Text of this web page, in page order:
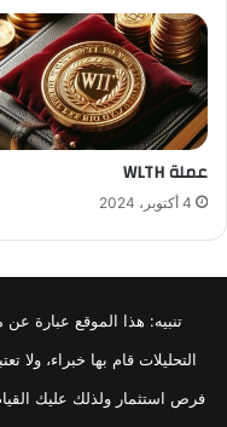
عملة WLTH
4 أكتوبر، 2024
تنبيه: هذا الموقع عبارة
التحليلات قام بها خبراء، ولا
فرص استثمار ولذلك عليك